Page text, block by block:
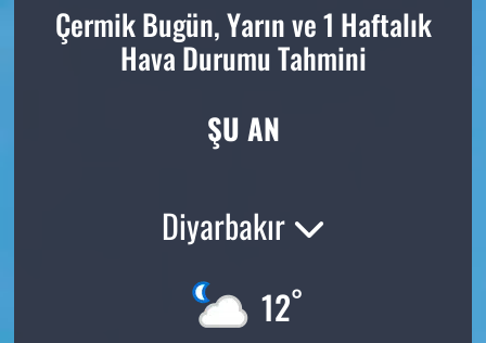
Çermik Bugün, Yarın ve 1 Haftalık
Hava Durumu Tahmini
ŞU AN
Diyarbakır
12°
Süper Lig Puan Durumu ve Fikstür
Tüm Manşetler
Son Dakika Haberleri